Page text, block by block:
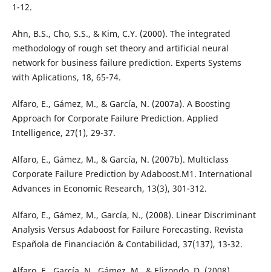
1-12.
Ahn, B.S., Cho, S.S., & Kim, C.Y. (2000). The integrated
methodology of rough set theory and artificial neural
network for business failure prediction. Experts Systems
with Aplications, 18, 65-74.
Alfaro, E., Gámez, M., & García, N. (2007a). A Boosting
Approach for Corporate Failure Prediction. Applied
Intelligence, 27(1), 29-37.
Alfaro, E., Gámez, M., & García, N. (2007b). Multiclass
Corporate Failure Prediction by Adaboost.M1. International
Advances in Economic Research, 13(3), 301-312.
Alfaro, E., Gámez, M., García, N., (2008). Linear Discriminant
Analysis Versus Adaboost for Failure Forecasting. Revista
Española de Financiación & Contabilidad, 37(137), 13-32.